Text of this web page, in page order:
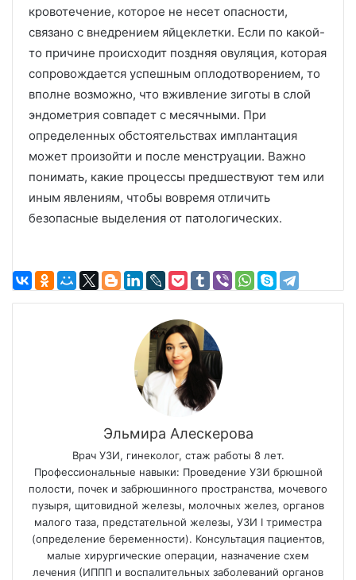
кровотечение, которое не несет опасности,
связано с внедрением яйцеклетки. Если по какой-
то причине происходит поздняя овуляция, которая
сопровождается успешным оплодотворением, то
вполне возможно, что вживление зиготы в слой
эндометрия совпадет с месячными. При
определенных обстоятельствах имплантация
может произойти и после менструации. Важно
понимать, какие процессы предшествуют тем или
иным явлениям, чтобы вовремя отличить
безопасные выделения от патологических.
Эльмира Алескерова
Врач УЗИ, гинеколог, стаж работы 8 лет.
Профессиональные навыки: Проведение УЗИ брюшной
полости, почек и забрюшинного пространства, мочевого
пузыря, щитовидной железы, молочных желез, органов
малого таза, предстательной железы, УЗИ I триместра
(определение беременности). Консультация пациентов,
малые хирургические операции, назначение схем
лечения (ИППП и воспалительных заболеваний органов